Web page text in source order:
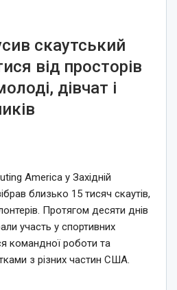
скаутський
від просторів
дівчат і
America у Західній
близько 15 тисяч скаутів,
Протягом десяти днів
участь у спортивних
командної роботи та
з різних частин США.